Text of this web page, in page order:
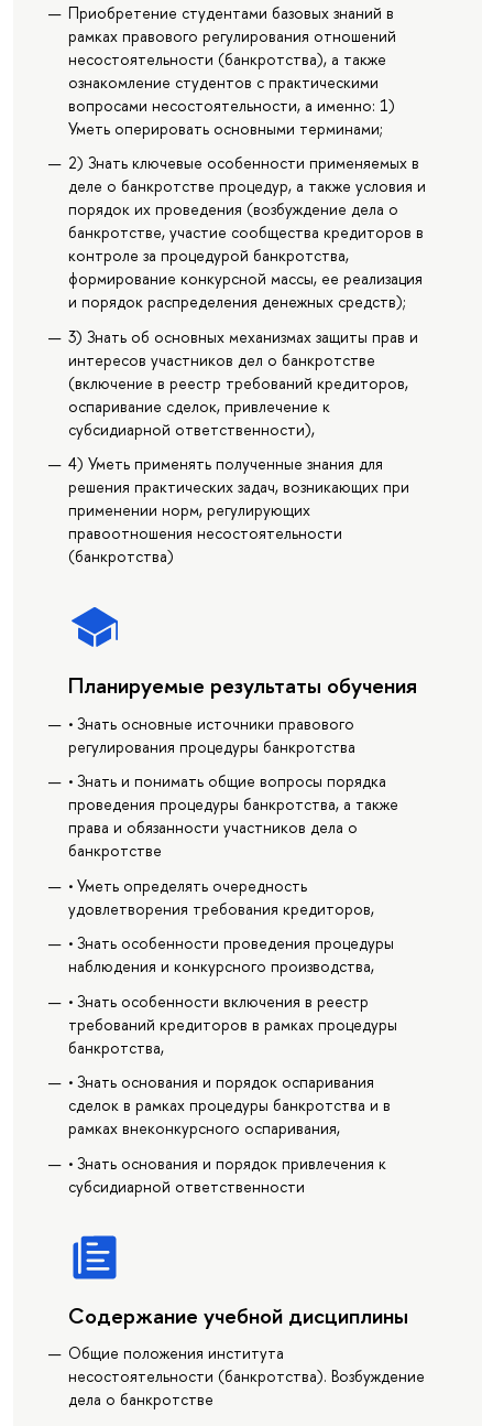
Приобретение студентами базовых знаний в
рамках правового регулирования отношений
несостоятельности (банкротства), а также
ознакомление студентов с практическими
вопросами несостоятельности, а именно: 1)
Уметь оперировать основными терминами;
2) Знать ключевые особенности применяемых в
деле о банкротстве процедур, а также условия и
порядок их проведения (возбуждение дела о
банкротстве, участие сообщества кредиторов в
контроле за процедурой банкротства,
формирование конкурсной массы, ее реализация
и порядок распределения денежных средств);
3) Знать об основных механизмах защиты прав и
интересов участников дел о банкротстве
(включение в реестр требований кредиторов,
оспаривание сделок, привлечение к
субсидиарной ответственности),
4) Уметь применять полученные знания для
решения практических задач, возникающих при
применении норм, регулирующих
правоотношения несостоятельности
(банкротства)
Планируемые результаты обучения
• Знать основные источники правового
регулирования процедуры банкротства
• Знать и понимать общие вопросы порядка
проведения процедуры банкротства, а также
права и обязанности участников дела о
банкротстве
• Уметь определять очередность
удовлетворения требования кредиторов,
• Знать особенности проведения процедуры
наблюдения и конкурсного производства,
• Знать особенности включения в реестр
требований кредиторов в рамках процедуры
банкротства,
• Знать основания и порядок оспаривания
сделок в рамках процедуры банкротства и в
рамках внеконкурсного оспаривания,
• Знать основания и порядок привлечения к
субсидиарной ответственности
Содержание учебной дисциплины
Общие положения института
несостоятельности (банкротства). Возбуждение
дела о банкротстве